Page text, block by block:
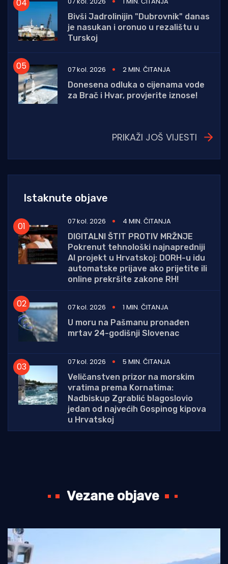
Bivši Jadrolinijin "Dubrovnik" danas
je nasukan i oronuo u rezalištu u
Turskoj
07 kol. 2026
2 MIN. ČITANJA
Donesena odluka o cijenama vode
za Brač i Hvar, provjerite iznose!
PRIKAŽI JOŠ VIJESTI
Istaknute objave
07 kol. 2026
4 MIN. ČITANJA
DIGITALNI ŠTIT PROTIV MRŽNJE
Pokrenut tehnološki najnapredniji
AI projekt u Hrvatskoj: DORH-u idu
automatske prijave ako prijetite ili
online prekršite zakone RH!
07 kol. 2026
1 MIN. ČITANJA
U moru na Pašmanu pronađen
mrtav 24-godišnji Slovenac
07 kol. 2026
5 MIN. ČITANJA
Veličanstven prizor na morskim
vratima prema Kornatima:
Nadbiskup Zgrablić blagoslovio
jedan od najvećih Gospinog kipova
u Hrvatskoj
Vezane objave